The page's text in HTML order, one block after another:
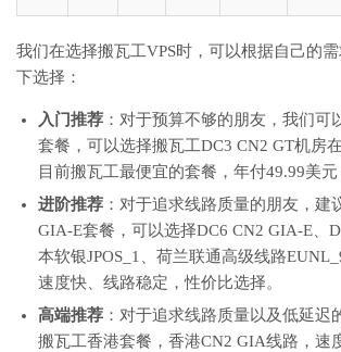
我们在选择搬瓦工VPS时，可以根据自己的
下选择：
入门推荐 ：对于预算不够的朋友，我们可
套餐，可以选择搬瓦工DC3 CN2 GT机房
目前搬瓦工最便宜的套餐，年付49.99美元
进阶推荐 ：对于追求线路质量的朋友，建
GIA-E套餐，可以选择DC6 CN2 GIA-E、
本软银JPOS_1、荷兰联通高级线路
速度快、线路稳定，性价比选择。
高端推荐 ：对于追求线路质量以及低延迟
搬瓦工香港套餐，香港CN2 GIA线路，速